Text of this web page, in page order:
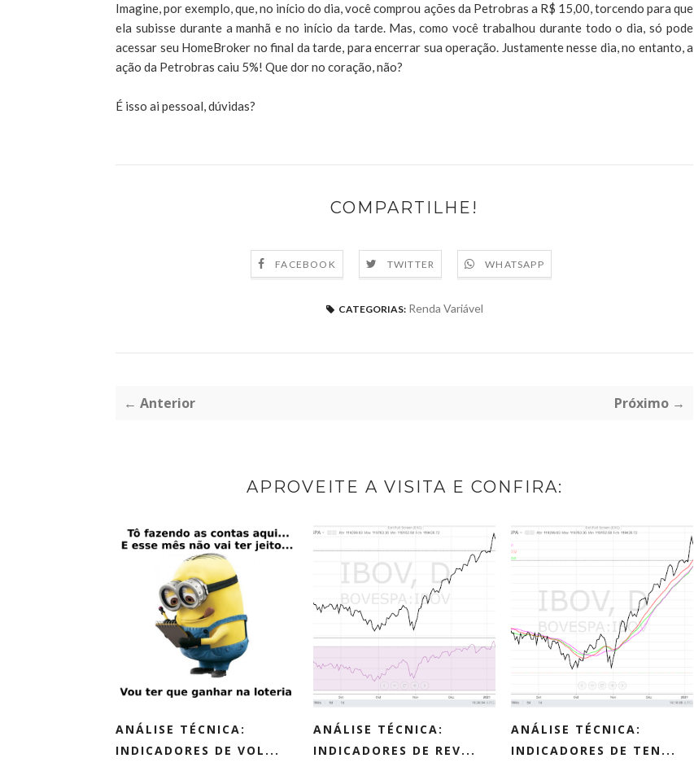
Imagine, por exemplo, que, no início do dia, você comprou ações da Petrobras a R$ 15,00, torcendo para que
ela subisse durante a manhã e no início da tarde. Mas, como você trabalhou durante todo o dia, só pode
acessar seu HomeBroker no final da tarde, para encerrar sua operação. Justamente nesse dia, no entanto, a
ação da Petrobras caiu 5%! Que dor no coração, não?
É isso ai pessoal, dúvidas?
COMPARTILHE!
FACEBOOK TWITTER WHATSAPP
CATEGORIAS: Renda Variável
← Anterior Próximo →
APROVEITE A VISITA E CONFIRA:
ANÁLISE TÉCNICA:
INDICADORES DE VOL...
ANÁLISE TÉCNICA:
INDICADORES DE REV...
ANÁLISE TÉCNICA:
INDICADORES DE TEN...